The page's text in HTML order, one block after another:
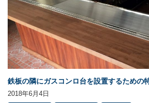
鉄板の隣にガスコンロ台を設置するための
2018年6月4日